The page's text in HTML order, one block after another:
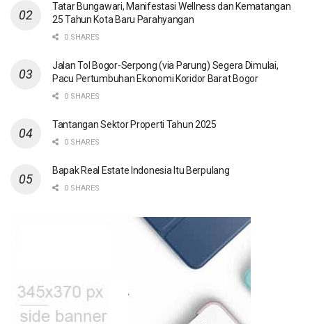
Tatar Bungawari, Manifestasi Wellness dan Kematangan
25 Tahun Kota Baru Parahyangan
0 SHARES
Jalan Tol Bogor-Serpong (via Parung) Segera Dimulai,
Pacu Pertumbuhan Ekonomi Koridor Barat Bogor
0 SHARES
Tantangan Sektor Properti Tahun 2025
0 SHARES
Bapak Real Estate Indonesia Itu Berpulang
0 SHARES